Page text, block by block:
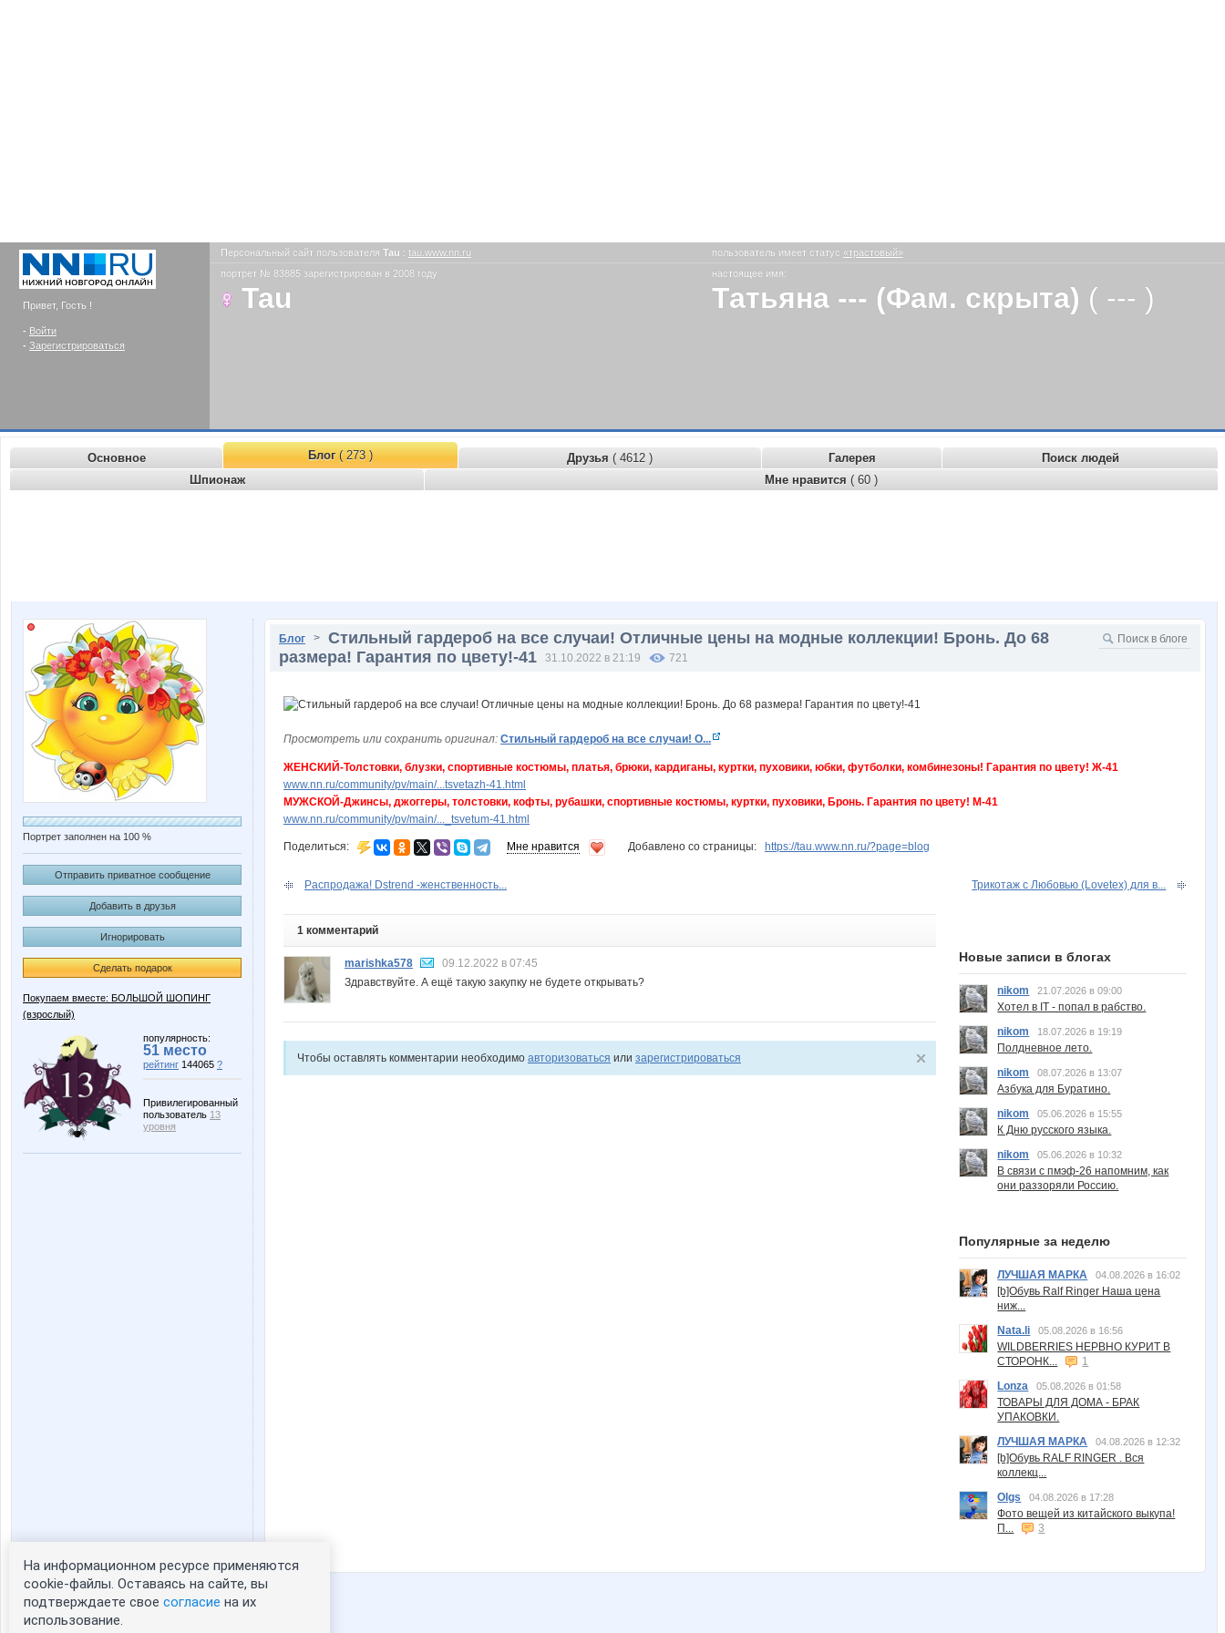
Привет, Гость !
- Войти
- Зарегистрироваться
Персональный сайт пользователя Tau : tau.www.nn.ru пользователь имеет статус «трастовый»
портрет № 83885 зарегистрирован в 2008 году
Tau
настоящее имя:
Татьяна --- (Фам. скрыта) ( --- )
Основное Блог( 273 ) Друзья ( 4612 ) Галерея
Поиск людей
Шпионаж
Мне нравится ( 60 )
Портрет заполнен на 100 %
Отправить приватное сообщение
Добавить в друзья
Игнорировать
Сделать подарок
Покупаем вместе: БОЛЬШОЙ ШОПИНГ
(взрослый)
популярность:
51 место
рейтинг 144065 ?
Привилегированный
пользователь 13
уровня
Статистика портрета:
сейчас просматривают портрет - 0
зарегистрированные пользователи
Блог > Стильный гардероб на все случаи! Отличные цены на модные коллекции! Бронь. До 68
размера! Гарантия по цвету!-41
31.10.2022 в 21:19 721
Просмотреть или сохранить оригинал: Стильный гардероб на все случаи! О...
ЖЕНСКИЙ-Толстовки, блузки, спортивные костюмы, платья, брюки, кардиганы, куртки, пуховики, юбки, футболки, комбинезоны! Гарантия по цвету! Ж-41
www.nn.ru/community/pv/main/...tsvetazh-41.html
МУЖСКОЙ-Джинсы, джоггеры, толстовки, кофты, рубашки, спортивные костюмы, куртки, пуховики, Бронь. Гарантия по цвету! М-41
www.nn.ru/community/pv/main/..._tsvetum-41.html
Поделиться: Мне нравится Добавлено со страницы: https://tau.www.nn.ru/?page=blog
Распродажа! Dstrend -женственность... Трикотаж с Любовью (Lovetex) для в...
1 комментарий
marishka578
09.12.2022 в 07:45
Здравствуйте. А ещё такую закупку не будете открывать?
Чтобы оставлять комментарии необходимо авторизоваться или зарегистрироваться
Новые записи в блогах
nikom 21.07.2026 в 09:00
Хотел в IT - попал в рабство.
nikom
18.07.2026 в 19:19
Полдневное лето.
nikom
08.07.2026 в 13:07
Азбука для Буратино.
nikom
05.06.2026 в 15:55
К Дню русского языка.
nikom
05.06.2026 в 10:32
В связи с пмэф-26 напомним, как
они раззоряли Россию.
Популярные за неделю
ЛУЧШАЯ МАРКА 04.08.2026 в 16:02
[b]Обувь Ralf Ringer Наша цена
ниж...
Nata.li
05.08.2026 в 16:56
WILDBERRIES НЕРВНО КУРИТ В
СТОРОНК...
1
Lonza
05.08.2026 в 01:58
ТОВАРЫ ДЛЯ ДОМА - БРАК
УПАКОВКИ.
ЛУЧШАЯ МАРКА
04.08.2026 в 12:32
[b]Обувь RALF RINGER . Вся
коллекц...
Olgs
04.08.2026 в 17:28
Фото вещей из китайского выкупа!
П...
3
На информационном ресурсе применяются
cookie-файлы. Оставаясь на сайте, вы
подтверждаете свое согласие на их
использование.